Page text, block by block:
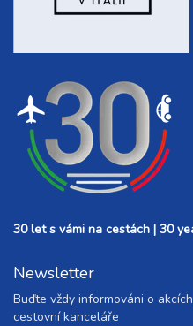
30 let s vámi na cestách | 30
Newsletter
Buďte vždy informováni o
cestovní kanceláře